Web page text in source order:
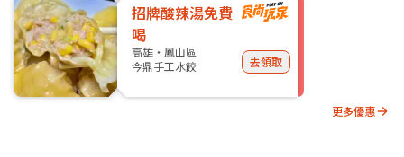
招牌酸辣湯免費
喝
高雄・鳳山區
今鼎手工水餃
去領取
更多優惠